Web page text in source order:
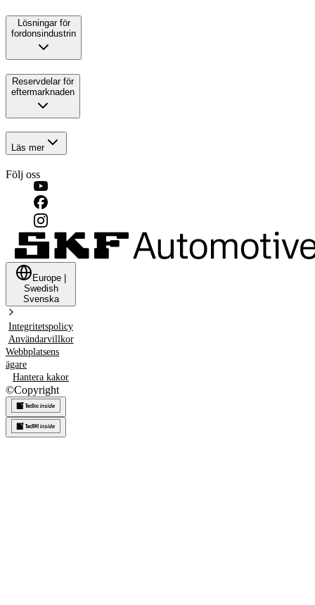
Lösningar för
fordonsindustrin
Reservdelar för
eftermarknaden
Läs mer
Följ oss
Europe
Swedish
Svenska
Integritetspolicy
Användarvillkor
Webbplatsens
ägare
Hantera kakor
©Copyright